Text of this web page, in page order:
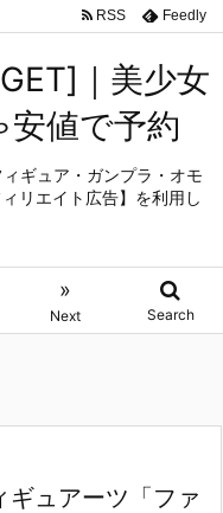
｜美少女
値で予約
ギュア・ガンプラ・オモ
リエイト広告】を利用し
»
Next Search
RSS Feedly
ギュアーツ「ファ